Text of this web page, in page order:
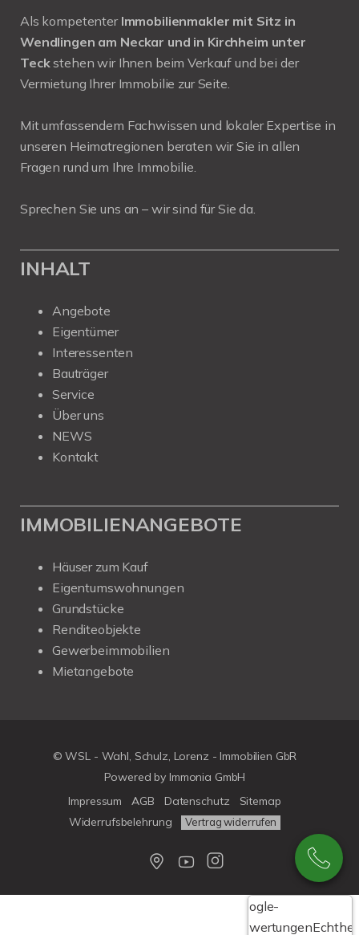
Als kompetenter Immobilienmakler mit Sitz in
Wendlingen am Neckar und in Kirchheim unter
Teckstehen wir Ihnen beim Verkauf und bei der
Vermietung Ihrer Immobilie zur Seite.
Mit umfassendem Fachwissen und lokaler Expertise in
unseren Heimatregionen beraten wir Sie in allen
Fragen rund um Ihre Immobilie.
Sprechen Sie uns an – wir sind für Sie da.
INHALT
Angebote
Eigentümer
Interessenten
Bauträger
Service
Über uns
NEWS
Kontakt
IMMOBILIENANGEBOTE
Häuser zum Kauf
Eigentumswohnungen
Grundstücke
Renditeobjekte
Gewerbeimmobilien
Mietangebote
© WSL - Wahl, Schulz, Lorenz - Immobilien GbR
Powered by Immonia GmbH
Impressum
AGB Datenschutz
Sitemap
Widerrufsbelehrung
Vertrag widerrufen
Google-
Bewertungen